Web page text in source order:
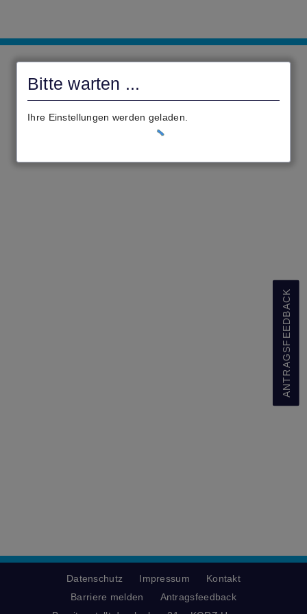
Bitte warten ...
Ihre Einstellungen werden geladen.
ANTRAGSFEEDBACK
Datenschutz Impressum
Kontakt
Barriere melden
Antragsfeedback